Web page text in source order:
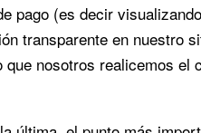
pago (es decir
transparente en nuestro
nosotros realicemos el